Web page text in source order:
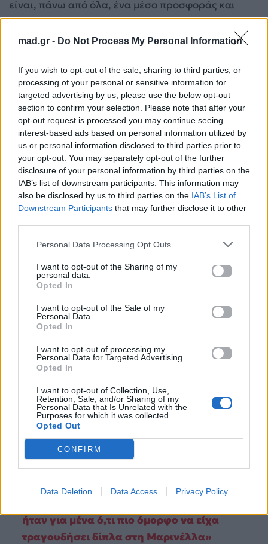
mad.gr - Do Not Process My Personal Information
If you wish to opt-out of the sale, sharing to third parties, or
processing of your personal or sensitive information for
targeted advertising by us, please use the below opt-out
section to confirm your selection. Please note that after your
opt-out request is processed you may continue seeing
interest-based ads based on personal information utilized by
us or personal information disclosed to third parties prior to
your opt-out. You may separately opt-out of the further
disclosure of your personal information by third parties on the
IAB’s list of downstream participants. This information may
also be disclosed by us to third parties on the IAB’s List of
Downstream Participants that may further disclose it to other
Personal Data Processing Opt Outs
I want to opt-out of the Sharing of my
personal data.
Opted In
I want to opt-out of the Sale of my
Personal Data.
Opted In
I want to opt-out of processing my
Personal Data for Targeted Advertising.
Opted In
I want to opt-out of Collection, Use,
Retention, Sale, and/or Sharing of my
Personal Data that Is Unrelated with the
Purposes for which it was collected.
Opted Out
CONFIRM
Data Deletion Data Access Privacy Policy
είναι, πάνω από όλα, ένα μέσο προσφοράς και
ελπίδας.
Κλείνοντας, η Rosanna Mailan δηλώνει ευγνώμων
που παρέμεινε ο εαυτός της. Δεν χρειάστηκε ποτέ
αποδεικνύοντας ότι η αυθεντικότητα είναι η μόνη
γλώσσα που καταλαβαίνουν όλοι οι λαοί.
ήταν για μένα ό,τι πιο όμορφο να είχα
τραγουδήσει δίπλα στη Μαρινέλλα»